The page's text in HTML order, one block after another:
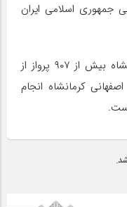
جمهوری اسلامی ایران
گفتنی است؛ در زلزله اخیر استان کرمانشاه بیش از ۹۰۷ پرواز از
کرمانشاه انجام